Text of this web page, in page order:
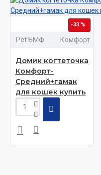
-33 %
Pet БМФ Комфорт
Домик когтеточка
Комфорт-
Средний+гамак
для кошек купить